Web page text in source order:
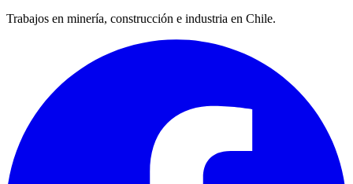
Trabajos en minería, construcción e industria en Chile.